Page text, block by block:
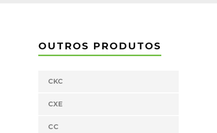
OUTROS PRODUTOS
CKC
CXE
CC